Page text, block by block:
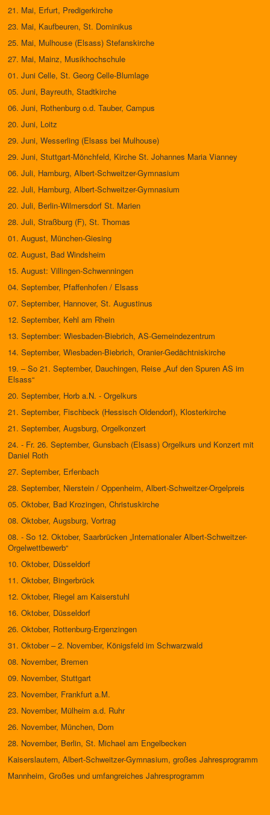
21. Mai, Erfurt, Predigerkirche
23. Mai, Kaufbeuren, St. Dominikus
25. Mai, Mulhouse (Elsass) Stefanskirche
27. Mai, Mainz, Musikhochschule
01. Juni Celle, St. Georg Celle-Blumlage
05. Juni, Bayreuth, Stadtkirche
06. Juni, Rothenburg o.d. Tauber, Campus
20. Juni, Loitz
29. Juni, Wesserling (Elsass bei Mulhouse)
29. Juni, Stuttgart-Mönchfeld, Kirche St. Johannes Maria Vianney
06. Juli, Hamburg, Albert-Schweitzer-Gymnasium
22. Juli, Hamburg, Albert-Schweitzer-Gymnasium
20. Juli, Berlin-Wilmersdorf St. Marien
28. Juli, Straßburg (F), St. Thomas
01. August, München-Giesing
02. August, Bad Windsheim
15. August: Villingen-Schwenningen
04. September, Pfaffenhofen / Elsass
07. September, Hannover, St. Augustinus
12. September, Kehl am Rhein
13. September: Wiesbaden-Biebrich, AS-Gemeindezentrum
14. September, Wiesbaden-Biebrich, Oranier-Gedächtniskirche
19. – So 21. September, Dauchingen, Reise „Auf den Spuren AS im
Elsass“
20. September, Horb a.N. - Orgelkurs
21. September, Fischbeck (Hessisch Oldendorf), Klosterkirche
21. September, Augsburg, Orgelkonzert
24. - Fr. 26. September, Gunsbach (Elsass) Orgelkurs und Konzert mit
Daniel Roth
27. September, Erfenbach
28. September, Nierstein / Oppenheim, Albert-Schweitzer-Orgelpreis
05. Oktober, Bad Krozingen, Christuskirche
08. Oktober, Augsburg, Vortrag
08. - So 12. Oktober, Saarbrücken „Internationaler Albert-Schweitzer-
Orgelwettbewerb“
10. Oktober, Düsseldorf
11. Oktober, Bingerbrück
12. Oktober, Riegel am Kaiserstuhl
16. Oktober, Düsseldorf
26. Oktober, Rottenburg-Ergenzingen
31. Oktober – 2. November, Königsfeld im Schwarzwald
08. November, Bremen
09. November, Stuttgart
23. November, Frankfurt a.M.
23. November, Mülheim a.d. Ruhr
26. November, München, Dom
28. November, Berlin, St. Michael am Engelbecken
Kaiserslautern, Albert-Schweitzer-Gymnasium, großes Jahresprogramm
Mannheim, Großes und umfangreiches Jahresprogramm